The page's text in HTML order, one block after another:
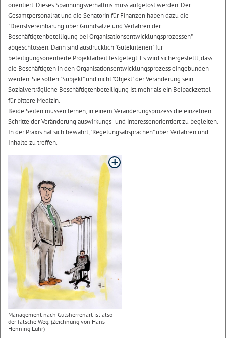
orientiert. Dieses Spannungsverhältnis muss aufgelöst werden. Der
Gesamtpersonalrat und die Senatorin für Finanzen haben dazu die
"Dienstvereinbarung über Grundsätze und Verfahren der
Beschäftigtenbeteiligung bei Organisationsentwicklungsprozessen"
abgeschlossen. Darin sind ausdrücklich "Gütekriterien" für
beteiligungsorientierte Projektarbeit festgelegt. Es wird sichergestellt, dass
die Beschäftigten in den Organisationsentwicklungsprozess eingebunden
werden. Sie sollen "Subjekt" und nicht "Objekt" der Veränderung sein.
Sozialverträgliche Beschäftigtenbeteiligung ist mehr als ein Beipackzettel
für bittere Medizin.
Beide Seiten müssen lernen, in einem Veränderungsprozess die einzelnen
Schritte der Veränderung auswirkungs- und interessenorientiert zu begleiten.
In der Praxis hat sich bewährt, "Regelungsabsprachen" über Verfahren und
Inhalte zu treffen.
Management nach Gutsherrenart ist also
der falsche Weg. (Zeichnung von Hans-
Henning Lühr)